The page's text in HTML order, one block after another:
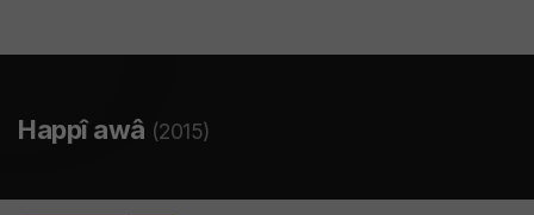
Happî awâ (2015)